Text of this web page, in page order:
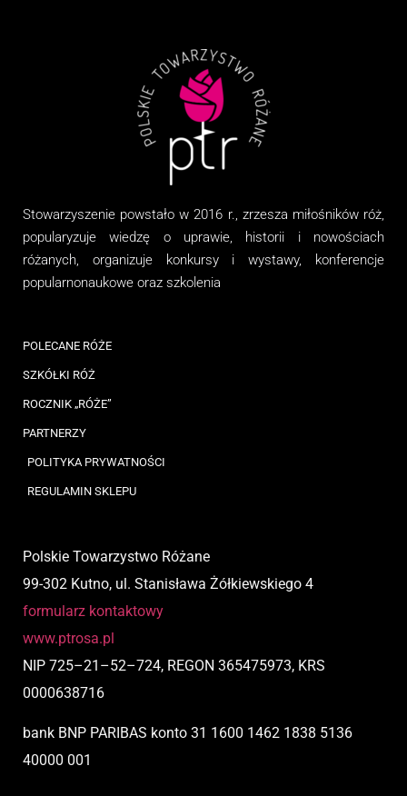
Stowarzyszenie powstało w 2016 r., zrzesza miłośników róż,
popularyzuje wiedzę o uprawie, historii i nowościach
różanych, organizujekonkursy i wystawy, konferencje
popularnonaukowe oraz szkolenia
POLECANE RÓŻE
SZKÓŁKI RÓŻ
ROCZNIK „RÓŻE”
PARTNERZY
POLITYKA PRYWATNOŚCI
REGULAMIN SKLEPU
Polskie Towarzystwo Różane
99-302 Kutno, ul. Stanisława Żółkiewskiego 4
formularz kontaktowy
www.ptrosa.pl
NIP 725–21 –52–724, REGON 365475973, KRS
0000638716
bank BNP PARIBAS konto 31 1600 1462 1838 5136
40000 001